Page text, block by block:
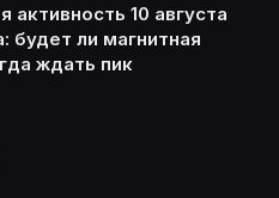
активность 10 августа
будет ли магнитная
ждать пик